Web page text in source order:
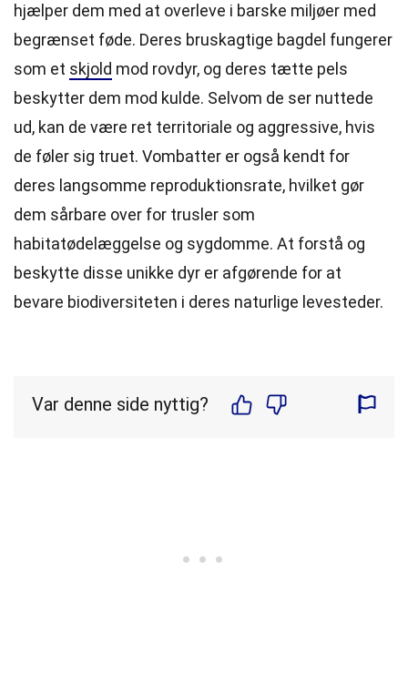
hjælper dem med at overleve i barske miljøer med
begrænset føde. Deres bruskagtige bagdel fungerer
som et skjold mod rovdyr, og deres tætte pels
beskytter dem mod kulde. Selvom de ser nuttede
ud, kan de være ret territoriale og aggressive, hvis
de føler sig truet. Vombatter er også kendt for
deres langsomme reproduktionsrate, hvilket gør
dem sårbare over for trusler som
habitatødelæggelse og sygdomme. At forstå og
beskytte disse unikke dyr er afgørende for at
bevare biodiversiteten i deres naturlige levesteder.
Var denne side nyttig?